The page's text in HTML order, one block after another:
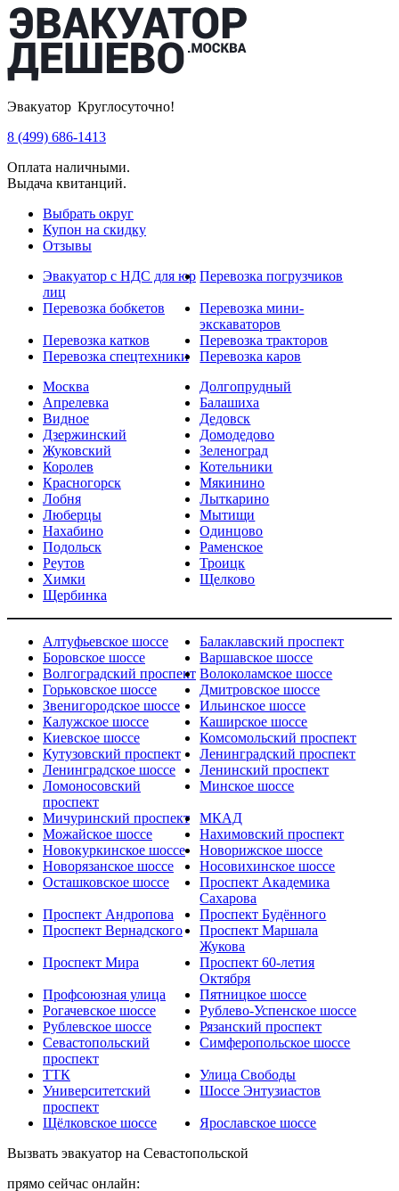
Эвакуатор Круглосуточно!
8 (499) 686-1413
Оплата наличными.
Выдача квитанций.
Выбрать округ
Купон на скидку
Отзывы
Эвакуатор с НДС для юр
лиц
Перевозка погрузчиков
Перевозка бобкетов
Перевозка мини-
экскаваторов
Перевозка катков
Перевозка тракторов
Перевозка спецтехники
Перевозка каров
Москва
Долгопрудный
Апрелевка
Балашиха
Видное
Дедовск
Дзержинский
Домодедово
Жуковский
Зеленоград
Королев
Котельники
Красногорск
Мякинино
Лобня
Лыткарино
Люберцы
Мытищи
Нахабино
Одинцово
Подольск
Раменское
Реутов
Троицк
Химки
Щелково
Щербинка
Алтуфьевское шоссе
Балаклавский проспект
Боровское шоссе
Варшавское шоссе
Волгоградский проспект Волоколамское шоссе
Горьковское шоссе
Дмитровское шоссе
Звенигородское шоссе
Ильинское шоссе
Калужское шоссе
Каширское шоссе
Киевское шоссе
Комсомольский проспект
Кутузовский проспект
Ленинградский проспект
Ленинградское шоссе
Ленинский проспект
Ломоносовский
проспект
Минское шоссе
Мичуринский проспект
МКАД
Можайское шоссе
Нахимовский проспект
Новокуркинское шоссе
Новорижское шоссе
Новорязанское шоссе
Носовихинское шоссе
Осташковское шоссе
Проспект Академика
Сахарова
Проспект Андропова
Проспект Будённого
Проспект Вернадского
Проспект Маршала
Жукова
Проспект Мира
Проспект 60-летия
Октября
Профсоюзная улица
Пятницкое шоссе
Рогачевское шоссе
Рублево-Успенское шоссе
Рублевское шоссе
Рязанский проспект
Севастопольский
проспект
Симферопольское шоссе
ТТК
Улица Свободы
Университетский
проспект
Шоссе Энтузиастов
Щёлковское шоссе
Ярославское шоссе
Вызвать эвакуатор на Севастопольской
прямо сейчас онлайн: